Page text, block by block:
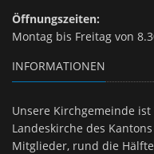
Öffnungszeiten:
Montag bis Freitag von
INFORMATIONEN
Unsere Kirchgemeinde
Landeskirche des
Mitglieder, rund die